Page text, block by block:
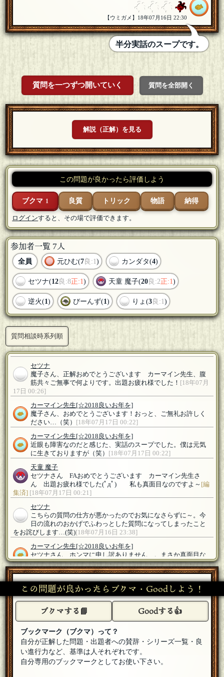
【ウミガメ】18年07月16日 22:30
半分実話のスープです。
質問を一つずつ開いていく 質問を全部開く
解説（正解）を見る
この問題が良かったら評価しよう
ブクマ 1 良質 トリック 物語 納得
ログインすると、その場で評価できます。
参加者一覧 7人
全員 元ひむ(7良:1) カンダタ(4)
セツナ(12良:8正:1) 天童 魔子(20良:2正:1)
逆火(1) びーんず(1) りょ(3良:1)
質問相談時系列順
セツナ
魔子さん、正解おめでとうございます カーマイン先生、腹
筋共々ご無事で何よりです。出題お疲れ様でした！ [18年07月
17日 00:26]
カーマイン先生 [☆2018良いお年を]
魔子さん、おめでとうございます！おっと、ご無礼お許しく
ださい…（笑）
[18年07月17日 00:22]
カーマイン先生 [☆2018良いお年を]
近眼も障害なのだと感じた、実話のスープでした。僕は元気
に生きておりますが（笑）
[18年07月17日 00:22]
天童 魔子
セツナさん FAおめでとうございます カーマイン先生さ
ん 出題お疲れ様でした(ﾟдﾟ)ゞ 私も真面目なのですよ～ [編
集済] [18年07月17日 00:21]
セツナ
こちらの質問の仕方が悪かったのでお気になさらずに～。今
日の流れのおかげでふわっとした質問になってしまったこと
をお詫びします…(笑)[18年07月16日 23:38]
カーマイン先生 [☆2018良いお年を]
セツナさん、ホンマに申し訳ありません…。まさか真面目な
質問だったとは…。魔子さんの便乗だと思い込みました…
（笑）[18年07月16日 23:29]
セツナ
えっ、違うんです？猫に見えたことないんですか？白い猫見
つけて、にゃー？って近寄っていったらビニール袋だった経
験したことないんですか！？(本気だった)
[編集済] [18年07月16日
23:26]
カーマイン先生 [☆2018良いお年を]
明日は筋肉痛を抱えて出社しそうです…[18年07月16日 23:22]
天童 魔子
この問題が良かったらブクマ・Goodしよう！
ブクマする📘 Goodする👍
ブックマーク（ブクマ）って？
自分が正解した問題・出題者への賛辞・シリーズ一覧・良
い進行力など、基準は人それぞれです。
自分専用のブックマークとしてお使い下さい。